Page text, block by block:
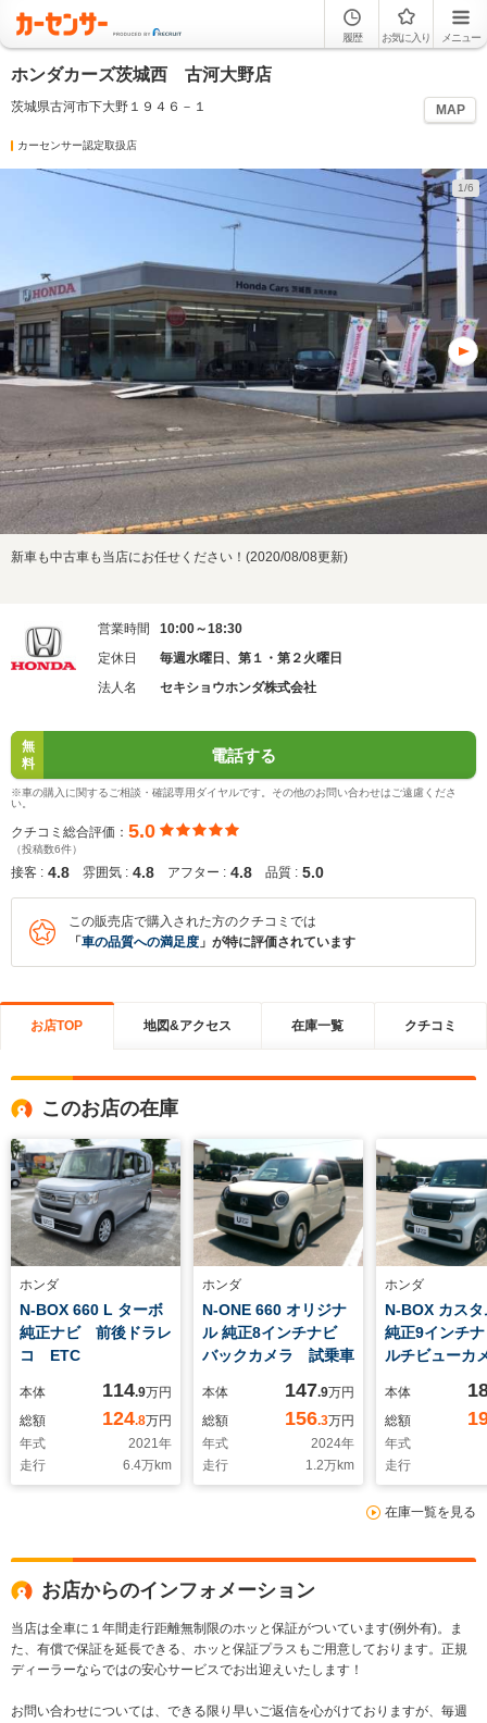
履歴 お気に入り メニュー
ホンダカーズ茨城西 古河大野店
茨城県古河市下大野１９４６－１ MAP
カーセンサー認定取扱店
1/6
新車も中古車も当店にお任せください！(2020/08/08更新)
営業時間
10:00～18:30
定休日
毎週水曜日、第１・第２火曜日
法人名
セキショウホンダ株式会社
無
料
電話する
※車の購入に関するご相談・確認専用ダイヤルです。その他のお問い合わせはご遠慮くださ
い。
クチコミ総合評価： 5.0
（投稿数6件）
接客 : 4.8 雰囲気 : 4.8 アフター : 4.8 品質 : 5.0
この販売店で購入された方のクチコミでは
「 車の品質への満足度 」が特に評価されています
お店TOP 地図&アクセス 在庫一覧 クチコミ
このお店の在庫
ホンダ
N-BOX 660 L ターボ
純正ナビ 前後ドラレ
コ ETC
本体 114.9万円
総額
124.8万円
年式
2021年
走行
6.4万km
ホンダ
N-ONE 660 オリジナ
ル 純正8インチナビ
バックカメラ 試乗車
本体 147.9万円
総額
156.3万円
年式
2024年
走行
1.2万km
ホンダ
N-BOX カス
純正9インチ
ルチビュー
本体
総額
年式
走行
在庫一覧を見る
お店からのインフォメーション
当店は全車に１年間走行距離無制限のホッと保証がついています(例外有)。ま
た、有償で保証を延長できる、ホッと保証プラスもご用意しております。正規
ディーラーならではの安心サービスでお出迎えいたします！
お問い合わせについては、できる限り早いご返信を心がけておりますが、毎週